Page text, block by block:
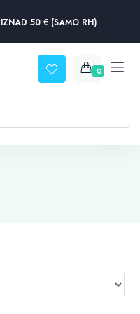
50 € (SAMO RH)
0